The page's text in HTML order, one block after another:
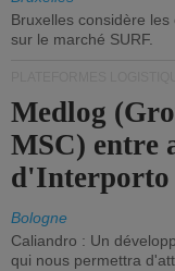
Bruxelles considère
sur le marché SURF.
Medlog
MSC) entre
d'Interporto
Bologne
Caliandro : Un
qui nous permettra